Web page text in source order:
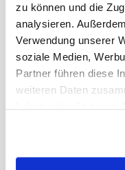
zu können und die
analysieren.
Verwendung unserer
soziale Medien,
Partner führen diese
weiteren Daten
Produktnummer:
Ständerrahmen 500
Fichtenholz (circa 35 x